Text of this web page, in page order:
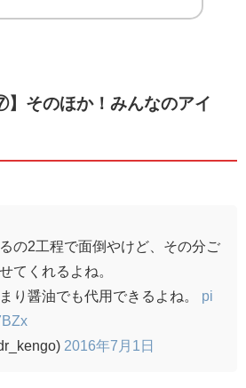
】そのほか！みんなのアイ
の2工程で面倒やけど、その分ご
てくれるよね。
り醤油でも代用できるよね。 pi
2016年7月1日